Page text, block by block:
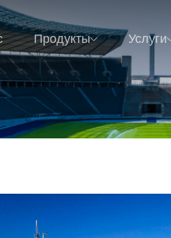
Продукты Услуги